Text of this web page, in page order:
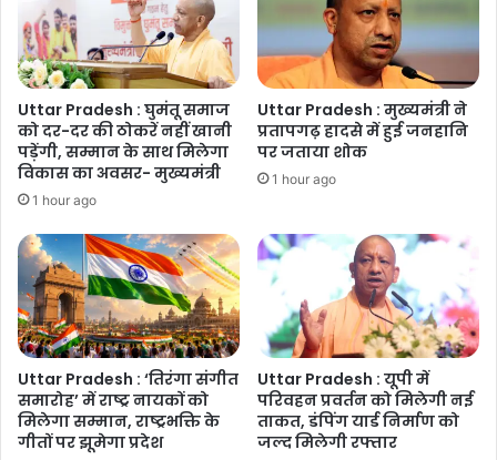
ऐलान
Uttar Pradesh : घुमंतू समाज
को दर-दर की ठोकरें नहीं खानी
पड़ेंगी, सम्मान के साथ मिलेगा
विकास का अवसर- मुख्यमंत्री
1 hour ago
Uttar Pradesh : मुख्यमंत्री ने
प्रतापगढ़ हादसे में हुई जनहानि
पर जताया शोक
1 hour ago
Uttar Pradesh : ‘तिरंगा संगीत
समारोह’ में राष्ट्र नायकों को
मिलेगा सम्मान, राष्ट्रभक्ति के
गीतों पर झूमेगा प्रदेश
Uttar Pradesh : यूपी में
परिवहन प्रवर्तन को मिलेगी नई
ताकत, डंपिंग यार्ड निर्माण को
जल्द मिलेगी रफ्तार